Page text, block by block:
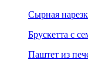
Сырная
Брускетта с
Паштет из